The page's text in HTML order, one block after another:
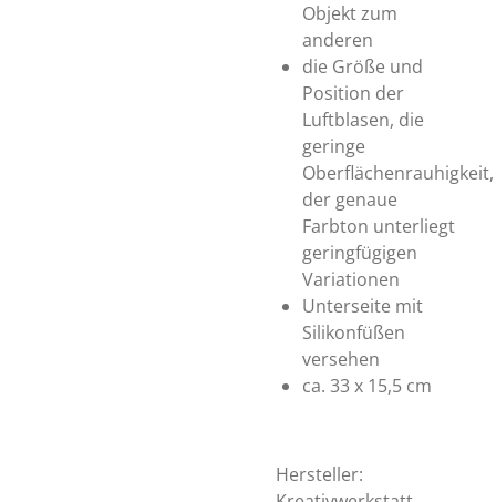
Objekt zum
anderen
die Größe und
Position der
Luftblasen, die
geringe
Oberflächenrauhigkeit,
der genaue
Farbton unterliegt
geringfügigen
Variationen
Unterseite mit
Silikonfüßen
versehen
ca. 33 x 15,5 cm
Hersteller: